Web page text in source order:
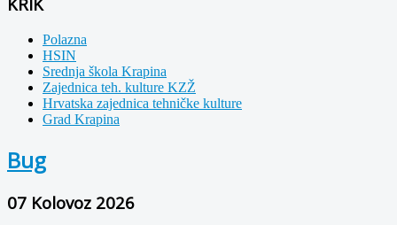
Polazna
HSIN
Srednja škola Krapina
Zajednica teh. kulture KZŽ
Hrvatska zajednica tehničke kulture
Grad Krapina
Bug
07 Kolovoz 2026